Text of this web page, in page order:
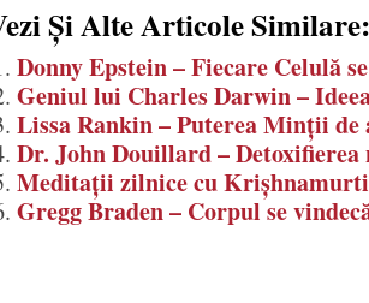
Și Alte Articole Similare:
Donny Epstein – Fiecare Celulă
Geniul lui Charles Darwin –
Lissa Rankin – Puterea Minții de
Dr. John Douillard –
Meditații zilnice cu
Gregg Braden – Corpul se